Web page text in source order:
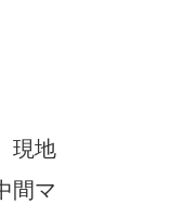
現地
間マ